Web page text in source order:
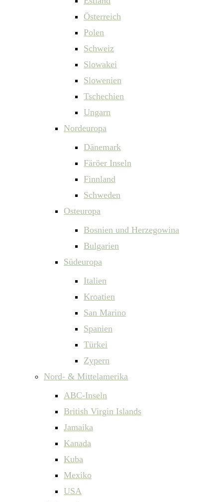
Österreich
Polen
Schweiz
Slowakei
Slowenien
Tschechien
Ungarn
Nordeuropa
Dänemark
Färöer Inseln
Finnland
Schweden
Osteuropa
Bosnien und Herzegowina
Bulgarien
Südeuropa
Italien
Kroatien
San Marino
Spanien
Türkei
Zypern
Nord- & Mittelamerika
ABC-Inseln
British Virgin Islands
Jamaika
Kanada
Kuba
Mexiko
USA